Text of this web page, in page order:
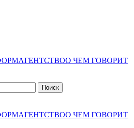
О ЧЕМ ГОВОРИТ
О ЧЕМ ГОВОРИТ